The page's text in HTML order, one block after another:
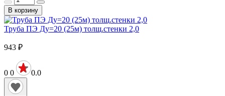
В корзину
Труба ПЭ Ду=20 (25м) толщ.стенки 2,0
943 ₽
0 0 0.0